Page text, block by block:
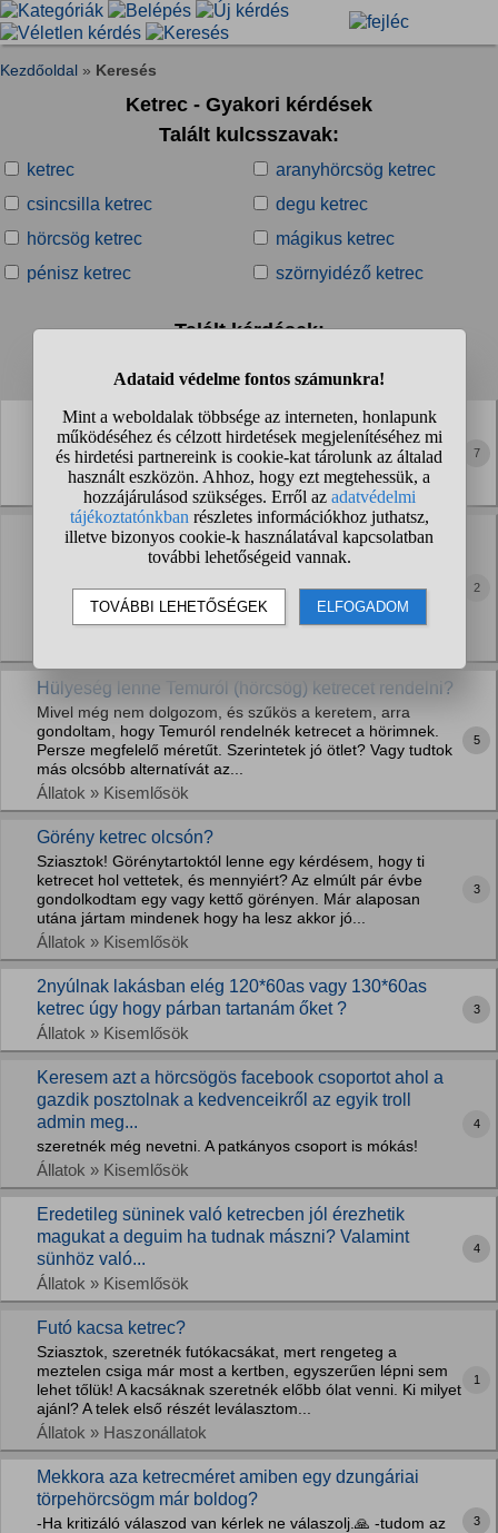
Kezdőoldal » Keresés
Ketrec - Gyakori kérdések
Talált kulcsszavak:
ketrec
aranyhörcsög ketrec
csincsilla ketrec
degu ketrec
hörcsög ketrec
mágikus ketrec
pénisz ketrec
szörnyidéző ketrec
Talált kérdések:
1 2 3 4 ...
A lakótársam sose veszi ki a hörcsögét a ketrecből és
már tiszta idegbeteg szegény. Ez oké?
Nem kéne néha kiengedni?
Állatok » Kisemlősök
7
Aki szobakennelben hagyja otthon a kutyáját, mi
okból teszi? Idővel otthon tudtátok hagyni anélkül is
Nem feszültséget szítani akarok, sem vitát. Csak érdekel ki
milyen okból teszi szobakennelbe a távolléte alatt a kutyát.
2
Hülyeség lenne Temuról (hörcsög) ketrecet rendelni?
Mivel még nem dolgozom, és szűkös a keretem, arra
gondoltam, hogy Temuról rendelnék ketrecet a hörimnek.
Persze megfelelő méretűt. Szerintetek jó ötlet? Vagy tudtok
más olcsóbb alternatívát az...
Állatok » Kisemlősök
5
Görény ketrec olcsón?
Sziasztok! Görénytartoktól lenne egy kérdésem, hogy ti
ketrecet hol vettetek, és mennyiért? Az elmúlt pár évbe
gondolkodtam egy vagy kettő görényen. Már alaposan
utána jártam mindenek hogy ha lesz akkor jó...
Állatok » Kisemlősök
3
2nyúlnak lakásban elég 120*60as vagy 130*60as
ketrec úgy hogy párban tartanám őket ?
Állatok » Kisemlősök
3
Keresem azt a hörcsögös facebook csoportot ahol a
gazdik posztolnak a kedvenceikről az egyik troll
admin meg...
szeretnék még nevetni. A patkányos csoport is mókás!
Állatok » Kisemlősök
4
Eredetileg süninek való ketrecben jól érezhetik
magukat a deguim ha tudnak mászni? Valamint
sünhöz való...
Állatok » Kisemlősök
4
Futó kacsa ketrec?
Sziasztok, szeretnék futókacsákat, mert rengeteg a
meztelen csiga már most a kertben, egyszerűen lépni sem
lehet tőlük! A kacsáknak szeretnék előbb ólat venni. Ki milyet
ajánl? A telek első részét leválasztom...
Állatok » Haszonállatok
1
Mekkora aza ketrecméret amiben egy dzungáriai
törpehörcsögm már boldog?
-Ha kritizáló válaszod van kérlek ne válaszolj.🙏 -tudom az
3